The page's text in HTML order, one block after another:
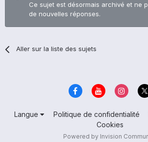
Ce sujet est désormais archivé et ne
de nouvelles réponses.
Aller sur la liste des sujets
Langue Politique de confidentialité
Cookies
Powered by Invision